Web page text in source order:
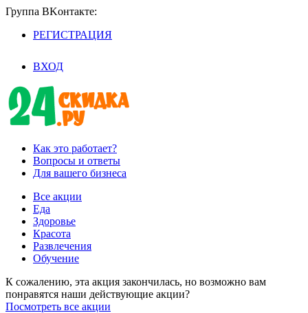
Группа BKoнтaктe:
РЕГИСТРАЦИЯ
ВХОД
Как это работает?
Вопросы и ответы
Для вашего бизнеса
Все акции
Еда
Здоровье
Красота
Развлечения
Обучение
К сожалению, эта акция закончилась, но возможно вам
понравятся наши действующие акции?
Посмотреть все акции